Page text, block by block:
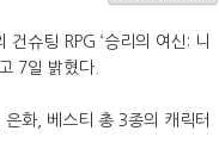
슈팅 RPG ‘승리의 여신: 니
7일 밝혔다.
화, 베스티 총 3종의 캐릭터